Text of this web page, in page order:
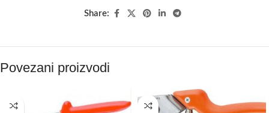
Share:
Povezani proizvodi